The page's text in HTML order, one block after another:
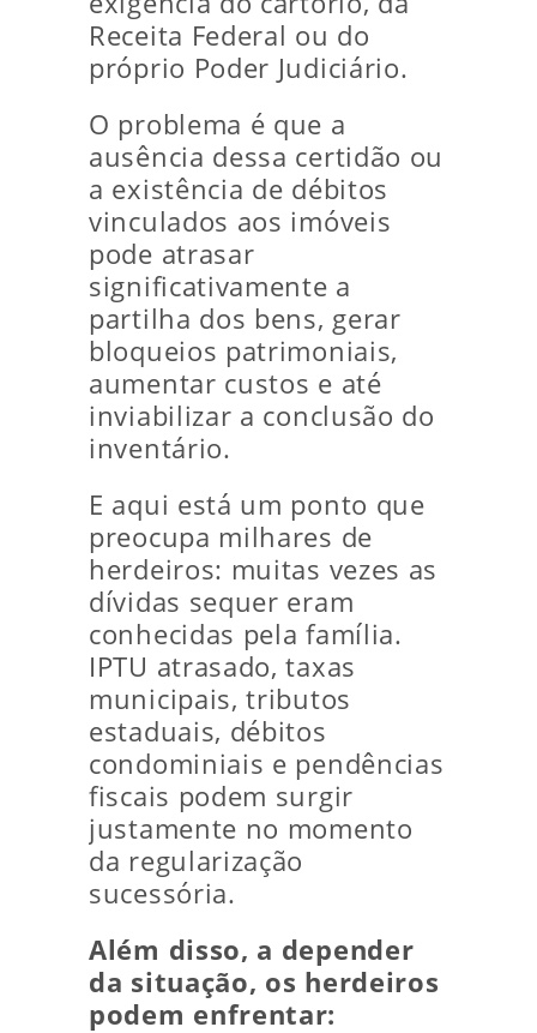
Receita Federal ou do
próprio Poder Judiciário.
O problema é que a
ausência dessa certidão ou
a existência de débitos
vinculados aos imóveis
pode atrasar
significativamente a
partilha dos bens, gerar
bloqueios patrimoniais,
aumentar custos e até
inviabilizar a conclusão do
inventário.
E aqui está um ponto que
preocupa milhares de
herdeiros: muitas vezes as
dívidas sequer eram
conhecidas pela família.
IPTU atrasado, taxas
municipais, tributos
estaduais, débitos
condominiais e pendências
fiscais podem surgir
justamente no momento
da regularização
sucessória.
Além disso, a depender
da situação, os herdeiros
podem enfrentar: